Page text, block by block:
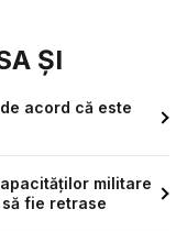
ȘI
de acord că este
militare
fie retrase